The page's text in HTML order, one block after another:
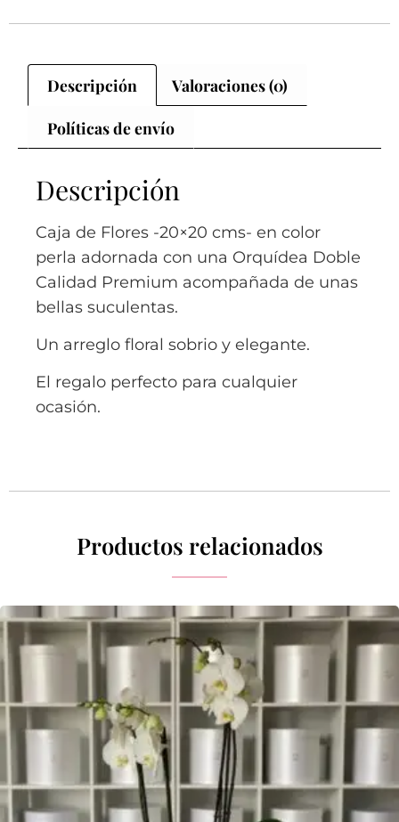
Descripción Valoraciones (0)
Políticas de envío
Descripción
Caja de Flores -20×20 cms- en color
perla adornada con una Orquídea Doble
Calidad Premium acompañada de unas
bellas suculentas.
Un arreglo floral sobrio y elegante.
El regalo perfecto para cualquier
ocasión.
Productos relacionados